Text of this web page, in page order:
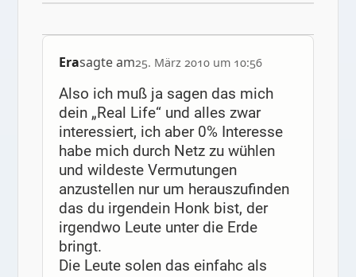
Erasagte am25. März 2010 um 10:56
Also ich muß ja sagen das mich
dein „Real Life“ und alles zwar
interessiert, ich aber 0% Interesse
habe mich durch Netz zu wühlen
und wildeste Vermutungen
anzustellen nur um herauszufinden
das du irgendein Honk bist, der
irgendwo Leute unter die Erde
bringt.
Die Leute solen das einfahc als